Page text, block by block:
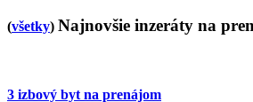
(všetky) Najnovšie inzeráty na
3 izbový byt na prenájom